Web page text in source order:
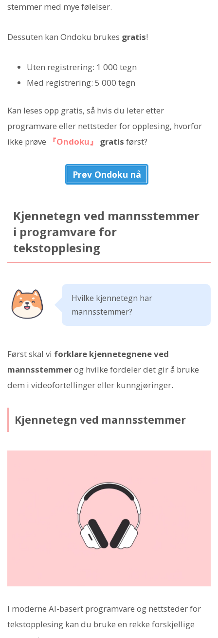
stemmer med mye følelser.
Dessuten kan Ondoku brukes gratis!
Uten registrering: 1 000 tegn
Med registrering: 5 000 tegn
Kan leses opp gratis, så hvis du leter etter
programvare eller nettsteder for opplesing, hvorfor
ikke prøve
『Ondoku』 gratis først?
Prøv Ondoku nå
Kjennetegn ved mannsstemmer
i programvare for
tekstopplesing
Hvilke kjennetegn har
mannsstemmer?
Først skal vi forklare kjennetegnene ved
mannsstemmerog hvilke fordeler det gir å bruke
dem i videofortellinger eller kunngjøringer.
Kjennetegn ved mannsstemmer
I moderne AI-basert programvare og nettsteder for
tekstopplesing kan du bruke en rekke forskjellige